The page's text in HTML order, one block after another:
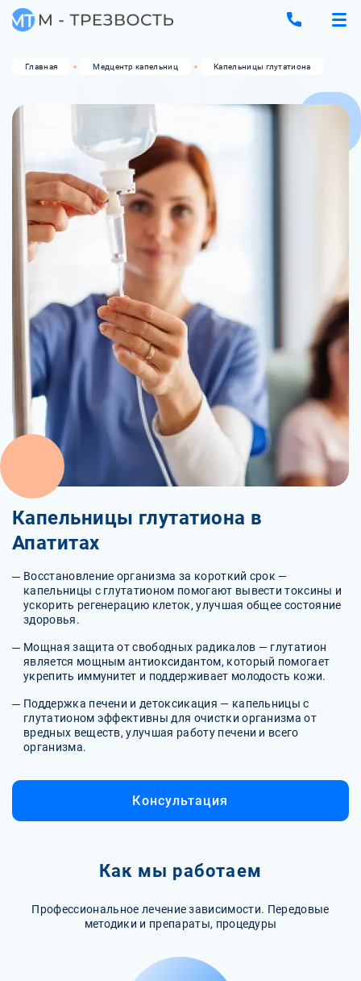
Главная Медцентр капельниц Капельницы глутатиона
Капельницы глутатиона в
Апатитах
Восстановление организма за короткий срок —
капельницы с глутатионом помогают вывести токсины и
ускорить регенерацию клеток, улучшая общее состояние
здоровья.
Мощная защита от свободных радикалов — глутатион
является мощным антиоксидантом, который помогает
укрепить иммунитет и поддерживает молодость кожи.
Поддержка печени и детоксикация — капельницы с
глутатионом эффективны для очистки организма от
вредных веществ, улучшая работу печени и всего
организма.
Консультация
Как мы работаем
Профессиональное лечение зависимости. Передовые
методики и препараты, процедуры